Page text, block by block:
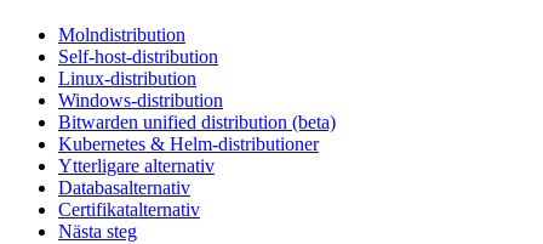
Molndistribution
Self-host-distribution
Linux-distribution
Windows-distribution
Bitwarden unified distribution (beta)
Kubernetes & Helm-distributioner
Ytterligare alternativ
Databasalternativ
Certifikatalternativ
Nästa steg